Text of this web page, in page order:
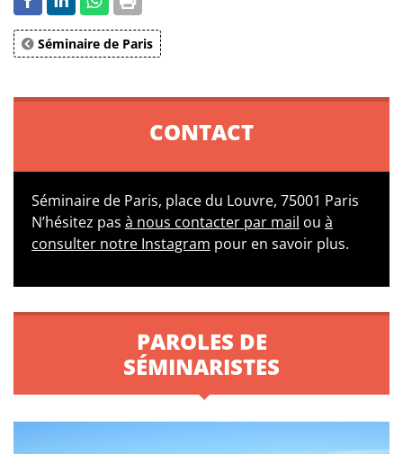
Séminaire de Paris
CONTACT
Séminaire de Paris, place du Louvre, 75001 Paris
N’hésitez pas à nous contacter par mail ou à
consulter notre Instagram pour en savoir plus.
PAROLES DE
SÉMINARISTES